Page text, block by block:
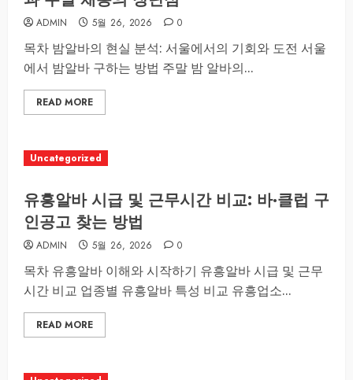
ADMIN 5월 26, 2026 0
목차 밤알바의 현실 분석: 서울에서의 기회와 도전 서울
에서 밤알바 구하는 방법 주말 밤 알바의...
READ MORE
Uncategorized
유흥알바 시급 및 근무시간 비교: 바·클럽 구
인공고 찾는 방법
ADMIN 5월 26, 2026 0
목차 유흥알바 이해와 시작하기 유흥알바 시급 및 근무
시간 비교 업종별 유흥알바 특성 비교 유흥업소...
READ MORE